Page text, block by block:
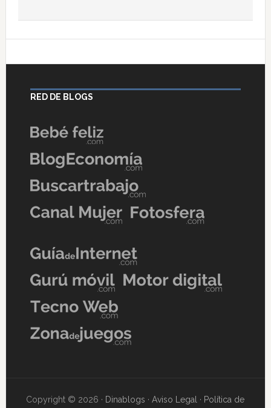
RED DE BLOGS
Copyright © 2026 · Dinablogs ·Aviso Legal · Política de